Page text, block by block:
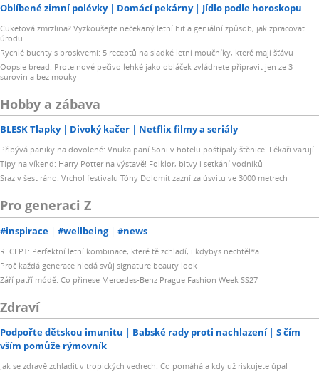
Oblíbené zimní polévky Domácí pekárny Jídlo podle horoskopu
Cuketová zmrzlina? Vyzkoušejte nečekaný letní hit a geniální způsob, jak zpracovat
úrodu
Rychlé buchty s broskvemi: 5 receptů na sladké letní moučníky, které mají šťávu
Oopsie bread: Proteinové pečivo lehké jako obláček zvládnete připravit jen ze 3
surovin a bez mouky
Hobby a zábava
BLESK Tlapky Divoký kačer Netflix filmy a seriály
Přibývá paniky na dovolené: Vnuka paní Soni v hotelu poštípaly štěnice! Lékaři varují
Tipy na víkend: Harry Potter na výstavě! Folklor, bitvy i setkání vodníků
Sraz v šest ráno. Vrchol festivalu Tóny Dolomit zazní za úsvitu ve 3000 metrech
Pro generaci Z
#inspirace #wellbeing #news
RECEPT: Perfektní letní kombinace, které tě zchladí, i kdybys nechtěl*a
Proč každá generace hledá svůj signature beauty look
Září patří módě: Co přinese Mercedes-Benz Prague Fashion Week SS27
Zdraví
Podpořte dětskou imunitu Babské rady proti nachlazení
S čím
vším pomůže rýmovník
Jak se zdravě zchladit v tropických vedrech: Co pomáhá a kdy už riskujete úpal